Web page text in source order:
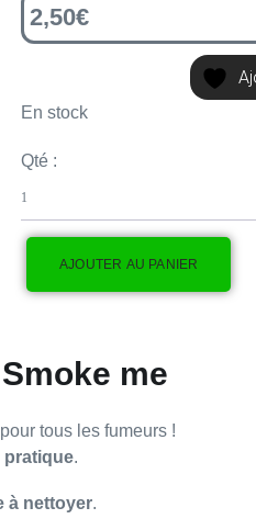
2,50€
En stock
Qté :
AJOUTER AU PANIER
me
tous les fumeurs !
.
à nettoyer.